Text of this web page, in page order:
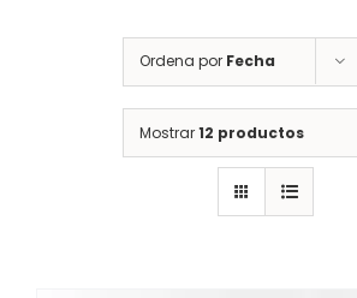
Ordena por Fecha
Mostrar12 productos